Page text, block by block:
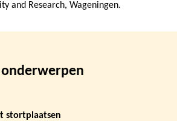
and Research, Wageningen.
stortplaatsen